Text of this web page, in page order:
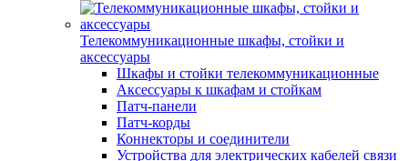
Телекоммуникационные шкафы, стойки и
аксессуары
Шкафы и стойки телекоммуникационные
Аксессуары к шкафам и стойкам
Патч-панели
Патч-корды
Коннекторы и соединители
Устройства для электрических кабелей связи